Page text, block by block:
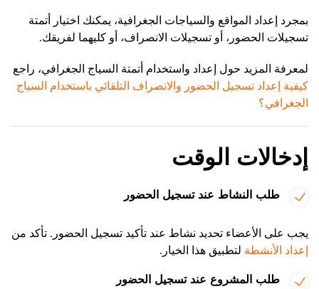
بمجرد إعداد المواقع والسياجات الجغرافية، يمكنك اختيار أتمتة
تسجيلات الحضور، أو تسجيلات الانصراف، أو كليهما لفريقك.
لمعرفة المزيد حول إعداد واستخدام أتمتة السياج الجغرافي، راجع
كيفية إعداد تسجيل الحضور والانصراف التلقائي باستخدام السياج
الجغرافي؟
إدخالات الوقت
طلب النشاط عند تسجيل الحضور
يجب على الأعضاء تحديد نشاط عند تأكيد تسجيل الحضور. تأكد من
إعداد الأنشطة لتطبيق هذا الخيار.
طلب المشروع عند تسجيل الحضور